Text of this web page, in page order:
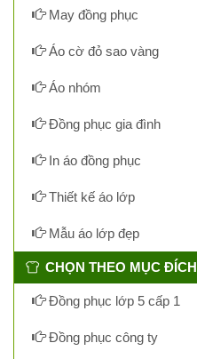
May đồng phục
Áo cờ đỏ sao vàng
Áo nhóm
Đồng phục gia đình
In áo đồng phục
Thiết kế áo lớp
Mẫu áo lớp đẹp
CHỌN THEO MỤC ĐÍCH
Đồng phục lớp 5 cấp 1
Đồng phục công ty